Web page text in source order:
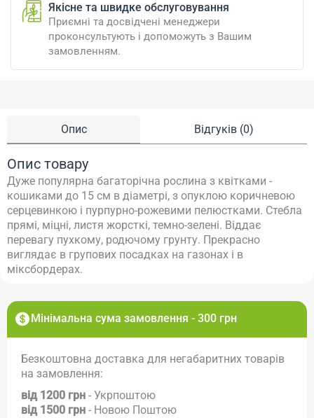
Якісне та швидке обслуговування
Приємні та досвідчені менеджери
проконсультують і допоможуть з Вашим
замовленням.
Мінімальна сума замовлення - 300 грн
Безкоштовна доставка для негабаритних товарів
на замовлення:
від 1200 грн - Укрпоштою
від 1500 грн - Новою Поштою
Опис Відгуків (0)
Опис товару
Дуже популярна багаторічна рослина з квітками -
кошиками до 15 см в діаметрі, з опуклою коричневою
серцевинкою і пурпурно-рожевими пелюстками. Стебла
прямі, міцні, листя жорсткі, темно-зелені. Віддає
перевагу пухкому, родючому грунту. Прекрасно
виглядає в групових посадках на газонах і в
міксбордерах.